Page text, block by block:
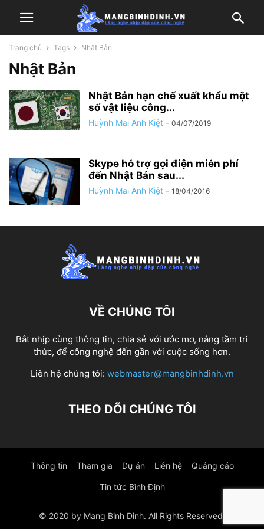
Trang chủ Tags Nhật Bản
Nhật Bản
Nhật Bản hạn chế xuất khẩu một
số vật liệu công...
Huỳnh Mai Anh Kiệt - 04/07/2019
Skype hỗ trợ gọi điện miễn phí
đến Nhật Bản sau...
Huỳnh Mai Anh Kiệt - 18/04/2016
VỀ CHÚNG TÔI
Bắt nhịp cùng thông tin, chia sẻ với ước mơ, nâng tầm tri
thức, để công nghệ đến gần với cuộc sống hơn.
Liên hệ chúng tôi: webmaster@mangbinhdinh.vn
THEO DÕI CHÚNG TÔI
Thông tin Tham gia Dự án Liên hệ Quảng cáo
Tin tức Bình Định
© 2020 by Mang Binh Dinh. All Rights Reserved.